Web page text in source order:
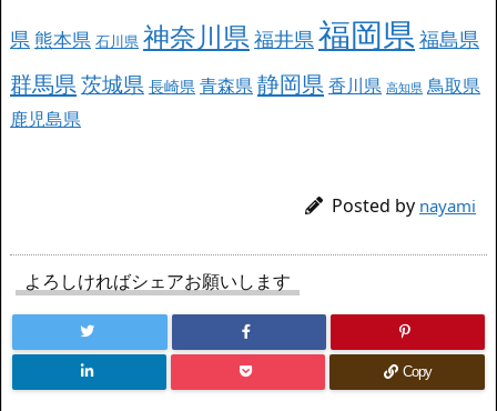
県 熊本県 石川県 神奈川県 福井県 福岡県福島県
群馬県茨城県 長崎県 青森県静岡県 香川県 高知県 鳥取県
鹿児島県
Posted by nayami
よろしければシェアお願いします
Copy